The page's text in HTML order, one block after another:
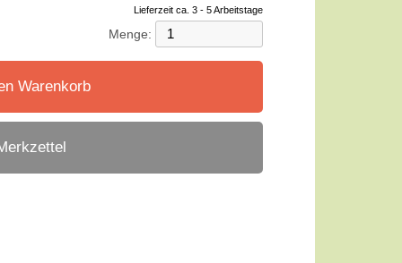
Lieferzeit ca. 3 - 5 Arbeitstage
Menge:
Warenkorb